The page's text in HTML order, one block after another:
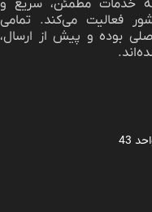
خدمات مطمئن، سریع و
فعالیت می‌کند. تمامی
بوده و پیش از ارسال،
43